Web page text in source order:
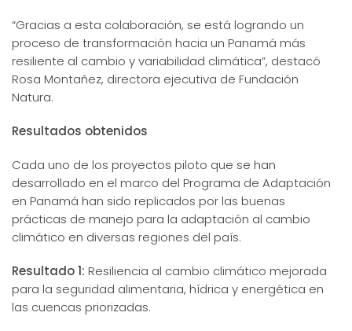
“Gracias a esta colaboración, se está logrando un
proceso de transformación hacia un Panamá más
resiliente al cambio y variabilidad climática”, destacó
Rosa Montañez, directora ejecutiva de Fundación
Natura.
Resultados obtenidos
Cada uno de los proyectos piloto que se han
desarrollado en el marco del Programa de Adaptación
en Panamá han sido replicados por las buenas
prácticas de manejo para la adaptación al cambio
climático en diversas regiones del país.
Resultado 1: Resiliencia al cambio climático mejorada
para la seguridad alimentaria, hídrica y energética en
las cuencas priorizadas.